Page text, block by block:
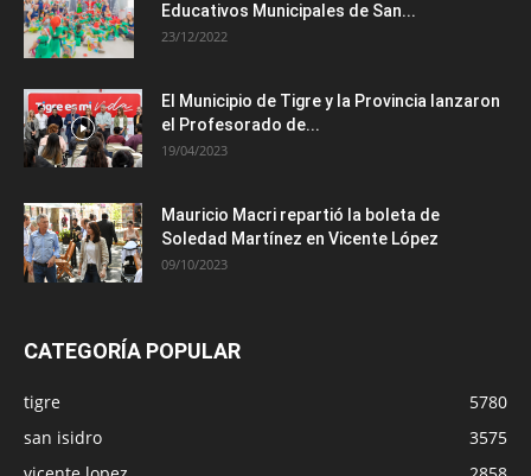
Educativos Municipales de San...
23/12/2022
El Municipio de Tigre y la Provincia lanzaron
el Profesorado de...
19/04/2023
Mauricio Macri repartió la boleta de
Soledad Martínez en Vicente López
09/10/2023
CATEGORÍA POPULAR
tigre
5780
san isidro
3575